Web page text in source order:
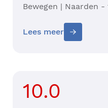
Bewegen | Naarden -
Lees meer
10.0